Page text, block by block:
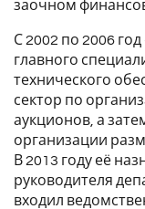
заочном
С 2002 по 2006
главного
технического
сектор по
аукционов, а
организации
В 2013 году её
руководителя
входил